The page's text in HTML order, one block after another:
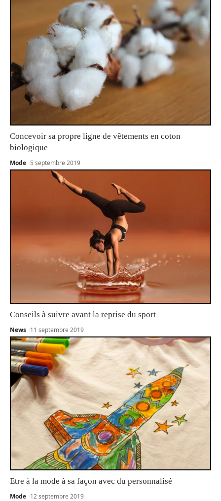
Concevoir sa propre ligne de vêtements en coton
biologique
Mode 5 septembre 2019
Conseils à suivre avant la reprise du sport
News 11 septembre 2019
Etre à la mode à sa façon avec du personnalisé
Mode 12 septembre 2019